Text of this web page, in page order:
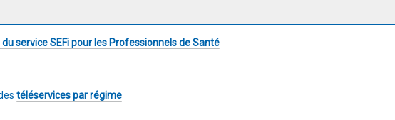
service SEFi pour les Professionnels de Santé
téléservices par régime